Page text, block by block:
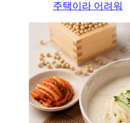
주택이라 어려워